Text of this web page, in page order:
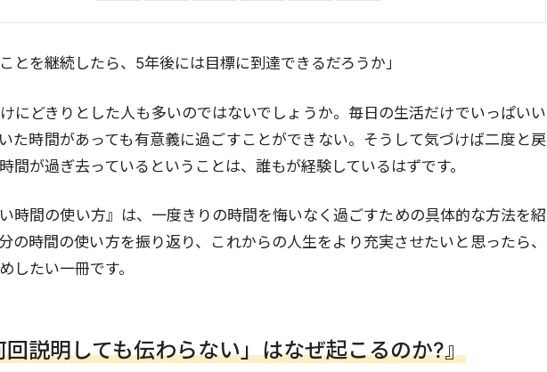
ことを継続したら、5年後には目標に到達できるだろうか」
にどきりとした人も多いのではないでしょうか。毎日の生活だけでいっぱいい
た時間があっても有意義に過ごすことができない。そうして気づけば二度と戻
間が過ぎ去っているということは、誰もが経験しているはずです。
い時間の使い方』は、一度きりの時間を悔いなく過ごすための具体的な方法を紹
の時間の使い方を振り返り、これからの人生をより充実させたいと思ったら、
したい一冊です。
説明しても伝わらない」はなぜ起こるのか?』